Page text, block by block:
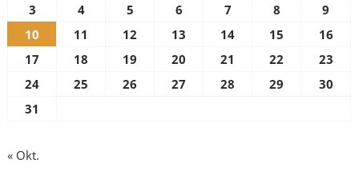
3
4 5 6 7 8
9
10
11 12 13 14 15
16
17
18 19 20 21 22
23
24
25 26 27 28 29
30
31
« Okt.